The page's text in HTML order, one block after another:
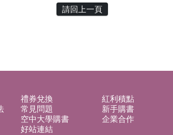
請回上一頁
禮券兌換
紅利積點
常見問題
新手購書
空中大學購書
企業合作
好站連結